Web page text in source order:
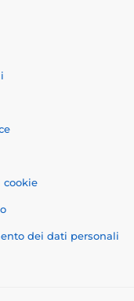
cookie
dei dati personali